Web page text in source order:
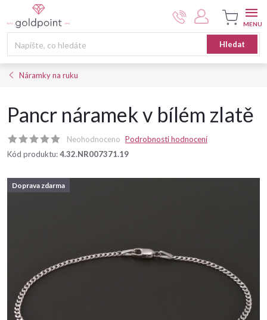
na
Hledat
Nákupní
košík
Náramky na ruku
Pancr náramek v bílém zlatě
Neohodnoceno Podrobnosti hodnocení
Kód produktu:4.32.NR007371.19
Doprava zdarma